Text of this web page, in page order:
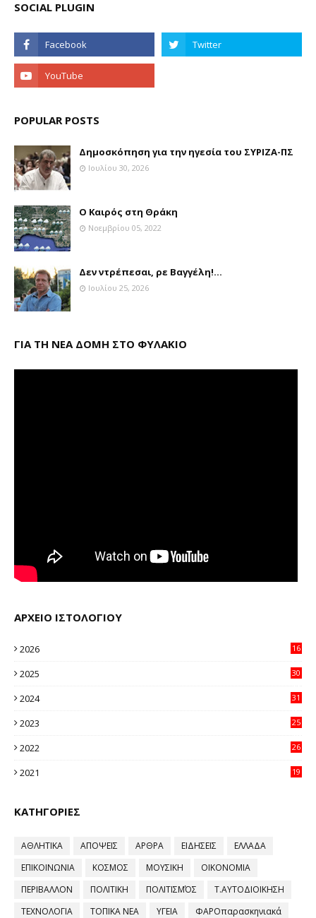
SOCIAL PLUGIN
POPULAR POSTS
Δημοσκόπηση για την ηγεσία του ΣΥΡΙΖΑ-ΠΣ
Ιουλίου 30, 2026
Ο Καιρός στη Θράκη
Νοεμβρίου 05, 2022
Δεν ντρέπεσαι, ρε Βαγγέλη!...
Ιουλίου 25, 2026
ΓΙΑ ΤΗ ΝΕΑ ΔΟΜΗ ΣΤΟ ΦΥΛΑΚΙΟ
ΑΡΧΕΙΟ ΙΣΤΟΛΟΓΙΟΥ
2026
16
2025
30
2024
31
2023
25
2022
26
2021
19
ΚΑΤΗΓΟΡΙΕΣ
ΑΘΛΗΤΙΚΑ ΑΠΟΨΕΙΣ ΑΡΘΡΑ ΕΙΔΗΣΕΙΣ
ΕΛΛΑΔΑ
ΕΠΙΚΟΙΝΩΝΙΑ
ΚΟΣΜΟΣ ΜΟΥΣΙΚΗ
ΟΙΚΟΝΟΜΙΑ
ΠΕΡΙΒΑΛΛΟΝ
ΠΟΛΙΤΙΚΗ ΠΟΛΙΤΙΣΜΌΣ
Τ.ΑΥΤΟΔΙΟΙΚΗΣΗ
ΤΕΧΝΟΛΟΓΙΑ
ΤΟΠΙΚΑ ΝΕΑ ΥΓΕΙΑ
ΦΑΡΟπαρασκηνιακά